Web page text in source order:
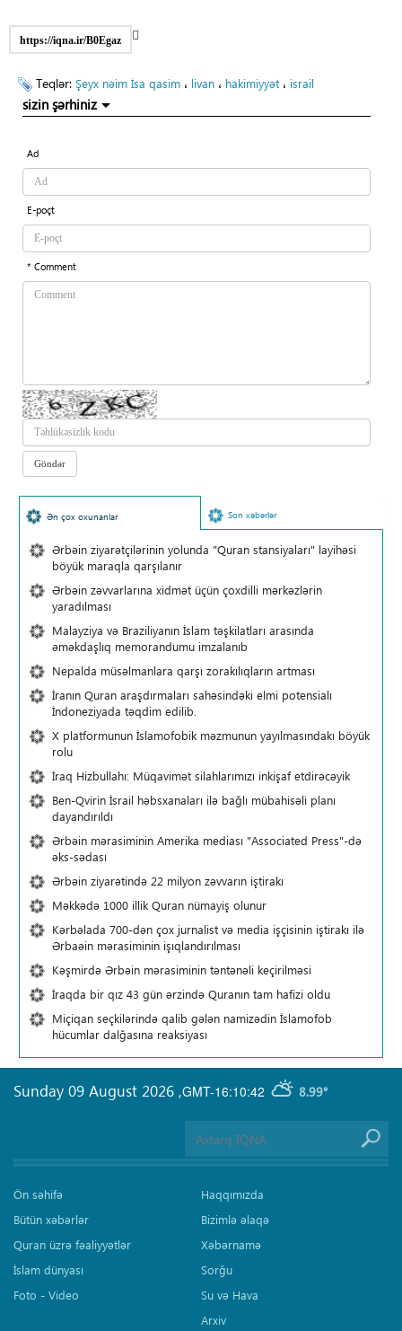
https://iqna.ir/B0Egaz
Teqlər: Şeyx nəim İsa qasim ، livan ، hakimiyyət ، israil
sizin şərhiniz
Ad
E-poçt
* Comment
Ən çox oxunanlar Son xəbərlər
Ərbəin ziyarətçilərinin yolunda "Quran stansiyaları" layihəsi
böyük maraqla qarşılanır
Ərbəin zəvvarlarına xidmət üçün çoxdilli mərkəzlərin
yaradılması
Malayziya və Braziliyanın İslam təşkilatları arasında
əməkdaşlıq memorandumu imzalanıb
Nepalda müsəlmanlara qarşı zorakılıqların artması
İranın Quran araşdırmaları sahəsindəki elmi potensialı
İndoneziyada təqdim edilib.
X platformunun İslamofobik məzmunun yayılmasındakı böyük
rolu
İraq Hizbullahı: Müqavimət silahlarımızı inkişaf etdirəcəyik
Ben-Qvirin İsrail həbsxanaları ilə bağlı mübahisəli planı
dayandırıldı
Ərbəin mərasiminin Amerika mediası "Associated Press"-də
əks-sədası
Ərbəin ziyarətində 22 milyon zəvvarın iştirakı
Məkkədə 1000 illik Quran nümayiş olunur
Kərbəlada 700-dən çox jurnalist və media işçisinin iştirakı ilə
Ərbaəin mərasiminin işıqlandırılması
Kəşmirdə Ərbəin mərasiminin təntənəli keçirilməsi
İraqda bir qız 43 gün ərzində Quranın tam hafizi oldu
Miçiqan seçkilərində qalib gələn namizədin İslamofob
hücumlar dalğasına reaksiyası
GMT-16:10:42 8.99°
Sunday 09 August 2026 ,
Ön səhifə
Bütün xəbərlər
Quran üzrə fəaliyyətlər
İslam dünyası
Foto - Video
Haqqımızda
Bizimlə əlaqə
Xəbərnamə
Sorğu
Su və Hava
Arxiv